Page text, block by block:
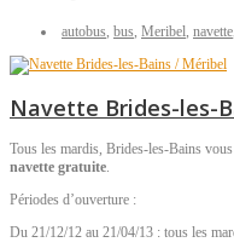
autobus, bus, Meribel, navette,
Navette Brides-les-
Tous les mardis, Brides-les-Bains
navette gratuite.
Périodes d’ouverture :
Du 21/12/12 au 21/04/13 : tous les